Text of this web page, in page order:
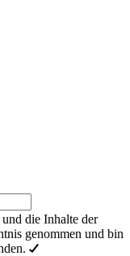
und die Inhalte der
genommen und bin